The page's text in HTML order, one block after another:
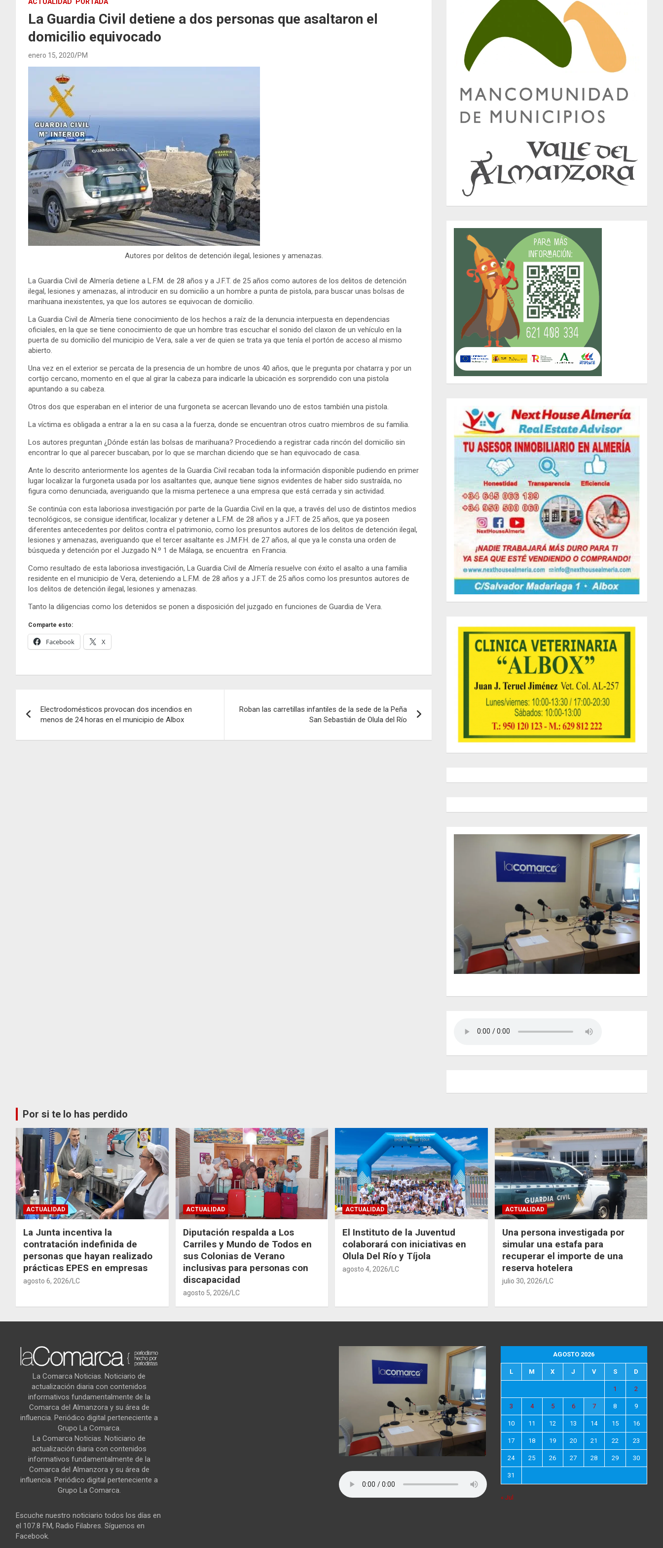
ACTUALIDAD PORTADA
La Guardia Civil detiene a dos personas que asaltaron el
domicilio equivocado
enero 15, 2020 PM
Autores por delitos de detención ilegal, lesiones y amenazas.
La Guardia Civil de Almería detiene a L.F.M. de 28 años y a J.F.T. de 25 años como autores de los delitos de detención
ilegal, lesiones y amenazas, al introducir en su domicilio a un hombre a punta de pistola, para buscar unas bolsas de
marihuana inexistentes, ya que los autores se equivocan de domicilio.
La Guardia Civil de Almería tiene conocimiento de los hechos a raíz de la denuncia interpuesta en dependencias
oficiales, en la que se tiene conocimiento de que un hombre tras escuchar el sonido del claxon de un vehículo en la
puerta de su domicilio del municipio de Vera, sale a ver de quien se trata ya que tenía el portón de acceso al mismo
abierto.
Una vez en el exterior se percata de la presencia de un hombre de unos 40 años, que le pregunta por chatarra y por un
cortijo cercano, momento en el que al girar la cabeza para indicarle la ubicación es sorprendido con una pistola
apuntando a su cabeza.
Otros dos que esperaban en el interior de una furgoneta se acercan llevando uno de estos también una pistola.
La víctima es obligada a entrar a la en su casa a la fuerza, donde se encuentran otros cuatro miembros de su familia.
Los autores preguntan ¿Dónde están las bolsas de marihuana? Procediendo a registrar cada rincón del domicilio sin
encontrar lo que al parecer buscaban, por lo que se marchan diciendo que se han equivocado de casa.
Ante lo descrito anteriormente los agentes de la Guardia Civil recaban toda la información disponible pudiendo en primer
lugar localizar la furgoneta usada por los asaltantes que, aunque tiene signos evidentes de haber sido sustraída, no
figura como denunciada, averiguando que la misma pertenece a una empresa que está cerrada y sin actividad.
Se continúa con esta laboriosa investigación por parte de la Guardia Civil en la que, a través del uso de distintos medios
tecnológicos, se consigue identificar, localizar y detener a L.F.M. de 28 años y a J.F.T. de 25 años, que ya poseen
diferentes antecedentes por delitos contra el patrimonio, como los presuntos autores de los delitos de detención ilegal,
lesiones y amenazas, averiguando que el tercer asaltante es J.M.F.H. de 27 años, al que ya le consta una orden de
búsqueda y detención por el Juzgado N.º 1 de Málaga, se encuentra en Francia.
Como resultado de esta laboriosa investigación, La Guardia Civil de Almería resuelve con éxito el asalto a una familia
residente en el municipio de Vera, deteniendo a L.F.M. de 28 años y a J.F.T. de 25 años como los presuntos autores de
los delitos de detención ilegal, lesiones y amenazas.
Tanto la diligencias como los detenidos se ponen a disposición del juzgado en funciones de Guardia de Vera.
Comparte esto:
Facebook X
de
entradas
Electrodomésticos provocan dos incendios en
menos de 24 horas en el municipio de Albox
Roban las carretillas infantiles de la sede de la Peña
San Sebastián de Olula del Río
Por si te lo has perdido
ACTUALIDAD
La Junta incentiva la
contratación indefinida de
personas que hayan realizado
prácticas EPES en empresas
agosto 6, 2026 LC
ACTUALIDAD
Diputación respalda a Los
Carriles y Mundo de Todos en
sus Colonias de Verano
inclusivas para personas con
discapacidad
agosto 5, 2026 LC
ACTUALIDAD
El Instituto de la Juventud
colaborará con iniciativas en
Olula Del Río y Tíjola
agosto 4, 2026 LC
ACTUALIDAD
Una persona investigada por
simular una estafa para
recuperar el importe de una
reserva hotelera
julio 30, 2026 LC
La Comarca Noticias. Noticiario de
actualización diaria con contenidos
informativos fundamentalmente de la
Comarca del Almanzora y su área de
influencia. Periódico digital perteneciente a
Grupo La Comarca.
La Comarca Noticias. Noticiario de
actualización diaria con contenidos
informativos fundamentalmente de la
Comarca del Almanzora y su área de
influencia. Periódico digital perteneciente a
Grupo La Comarca.
Escuche nuestro noticiario todos los días en
el 107.8 FM, Radio Filabres. Síguenos en
Facebook.
AGOSTO 2026
L M X J V S D
1 2
3 4 5 6 7 8 9
10 11 12 13 14 15 16
17 18 19 20 21 22 23
24 25 26 27 28 29 30
31
« Jul